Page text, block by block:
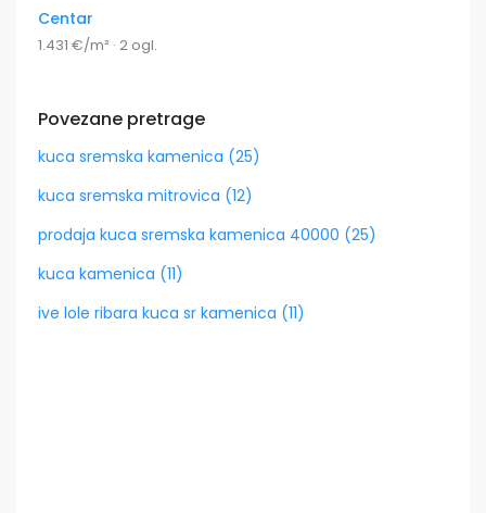
Centar
1.431 €/m² · 2 ogl.
Povezane pretrage
kuca sremska kamenica (25)
kuca sremska mitrovica (12)
prodaja kuca sremska kamenica 40000 (25)
kuca kamenica (11)
ive lole ribara kuca sr kamenica (11)